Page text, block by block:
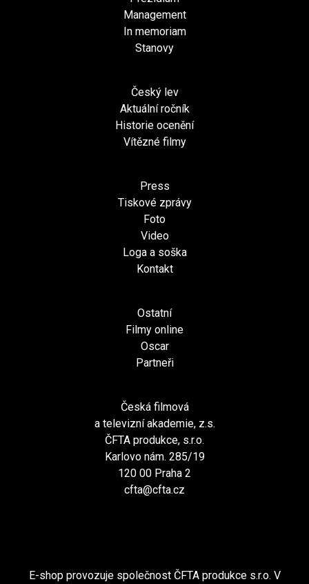
Management
In memoriam
Stanovy
Český lev
Aktuální ročník
Historie ocenění
Vítězné filmy
Press
Tiskové zprávy
Foto
Video
Loga a soška
Kontakt
Ostatní
Filmy online
Oscar
Partneři
Česká filmová
a televizní akademie, z.s.
ČFTA produkce, s.r.o.
Karlovo nám. 285/19
120 00 Praha 2
cfta@cfta.cz
E-shop provozuje společnost ČFTA produkce s.r.o. V